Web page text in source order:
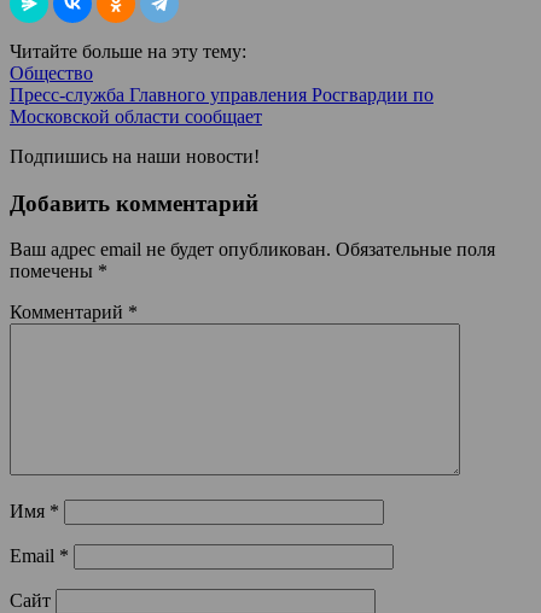
Читайте больше на эту тему:
Общество
Пресс-служба Главного управления Росгвардии по
Московской области сообщает
Подпишись на наши новости!
Добавить комментарий
Ваш адрес email не будет опубликован. Обязательные поля
помечены *
Комментарий *
Имя *
Email *
Сайт